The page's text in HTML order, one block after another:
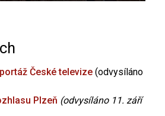
České televize (odvysíláno
Plzeň (odvysíláno 11. září